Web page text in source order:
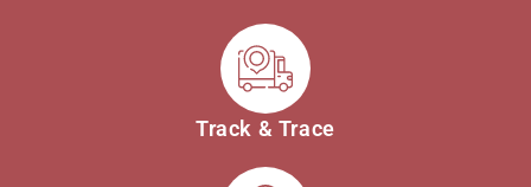
Track & Trace